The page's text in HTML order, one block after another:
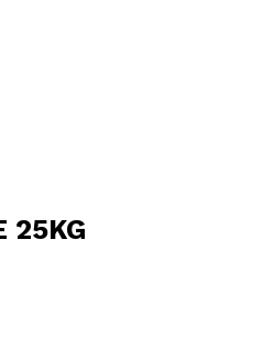
25KG